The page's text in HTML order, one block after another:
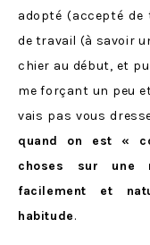
adopté (accepté
de travail (à savoir
chier au début, et
me forçant un peu
vais pas vous
quand on est «
choses sur une
facilement et
habitude.